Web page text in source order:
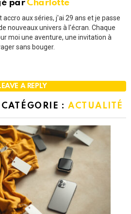
par Charlotte
aux séries, j'ai 29 ans et je passe
nouveaux univers à l'écran. Chaque
moi une aventure, une invitation à
sans bouger.
A REPLY
: ACTUALITÉ